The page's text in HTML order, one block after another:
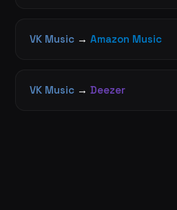
VK Music → Amazon Music
VK Music → Deezer